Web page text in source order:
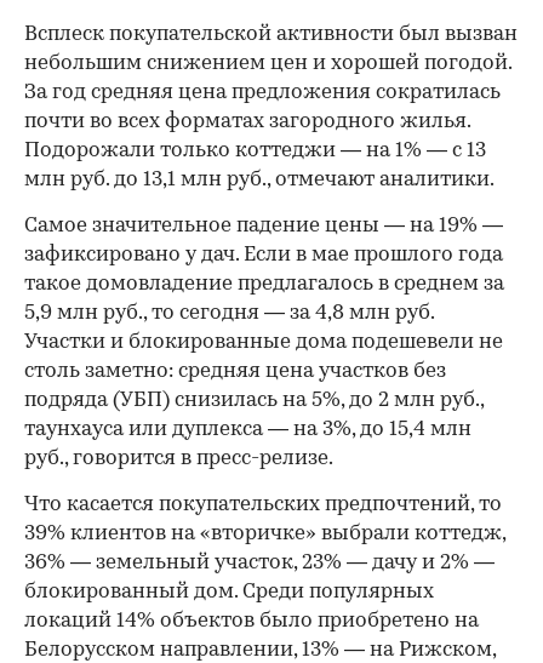
Всплеск покупательской активности был вызван
небольшим снижением цен и хорошей погодой.
За год средняя цена предложения сократилась
почти во всех форматах загородного жилья.
Подорожали только коттеджи — на 1% — с 13
млн руб. до 13,1 млн руб., отмечают аналитики.
Самое значительное падение цены — на 19% —
зафиксировано у дач. Если в мае прошлого года
такое домовладение предлагалось в среднем за
5,9 млн руб., то сегодня — за 4,8 млн руб.
Участки и блокированные дома подешевели не
столь заметно: средняя цена участков без
подряда (УБП) снизилась на 5%, до 2 млн руб.,
таунхауса или дуплекса — на 3%, до 15,4 млн
руб., говорится в пресс-релизе.
Что касается покупательских предпочтений, то
39% клиентов на «вторичке» выбрали коттедж,
36% — земельный участок, 23% — дачу и 2% —
блокированный дом. Среди популярных
локаций 14% объектов было приобретено на
Белорусском направлении, 13% — на Рижском,